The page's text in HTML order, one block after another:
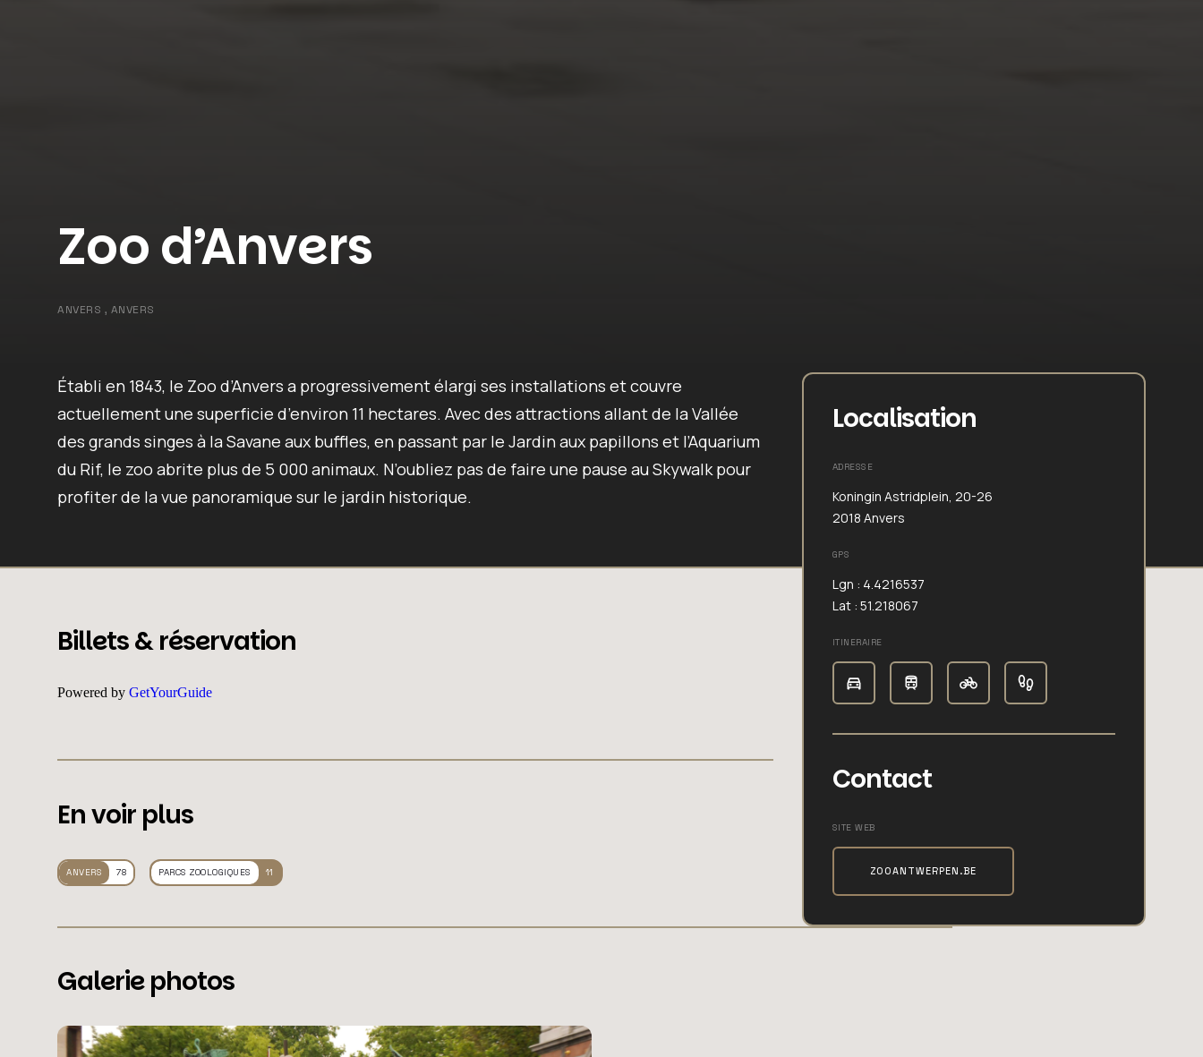
Zoo d’Anvers
ANVERS , ANVERS
Établi en 1843, le Zoo d’Anvers a progressivement élargi ses installations et couvre
actuellement une superficie d’environ 11 hectares. Avec des attractions allant de la Vallée
des grands singes à la Savane aux buffles, en passant par le Jardin aux papillons et l’Aquarium
du Rif, le zoo abrite plus de 5 000 animaux. N’oubliez pas de faire une pause au Skywalk pour
profiter de la vue panoramique sur le jardin historique.
Galerie photos
Billets & réservation
Powered by GetYourGuide
Localisation
ADRESSE
Koningin Astridplein, 20-26
2018 Anvers
GPS
Lgn : 4.4216537
Lat : 51.218067
ITINERAIRE
Contact
SITE WEB
ZOOANTWERPEN.BE
En voir plus
ANVERS 78 PARCS ZOOLOGIQUES 11